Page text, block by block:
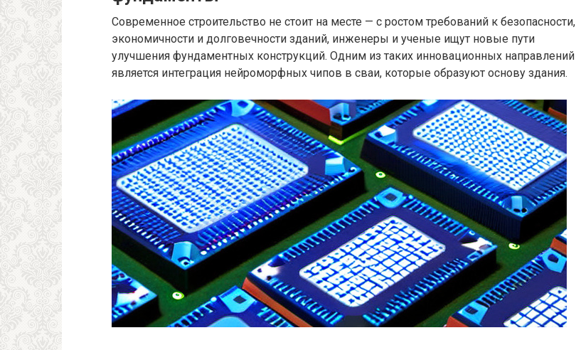
Современное строительство не стоит на месте — с ростом требований к безопасности,
экономичности и долговечности зданий, инженеры и ученые ищут новые пути
улучшения фундаментных конструкций. Одним из таких инновационных направлений
является интеграция нейроморфных чипов в сваи, которые образуют основу здания.